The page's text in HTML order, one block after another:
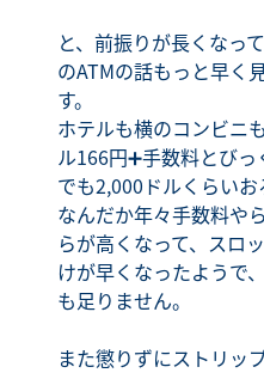
と、前振りが長くなっ
のATMの話もっと早く
す。
ホテルも横のコンビニ
ル166円➕手数料とび
でも2,000ドルくらい
なんだか年々手数料や
らが高くなって、スロ
けが早くなったようで
も足りません。
また懲りずにストリッ